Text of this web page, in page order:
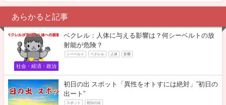
あらかると記事
社会・経済・政治
ベクレル：人体に与える影響は？何シーベルトの放
射能が危険？
シーベルト ベクレル 人体 影響
初日の出 スポット「異性をオトすには絶対」”初日の
出ート”
スポット 初日の出